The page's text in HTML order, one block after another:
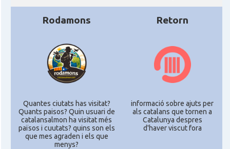
Rodamons
Quantes ciutats has visitat?
Quants paisos? Quin usuari de
catalansalmon ha visitat més
països i cuutats? quins son els
que mes agraden i els que
menys?
Retorn
informació sobre ajuts per
als catalans que tornen a
Catalunya despres
d'haver viscut fora